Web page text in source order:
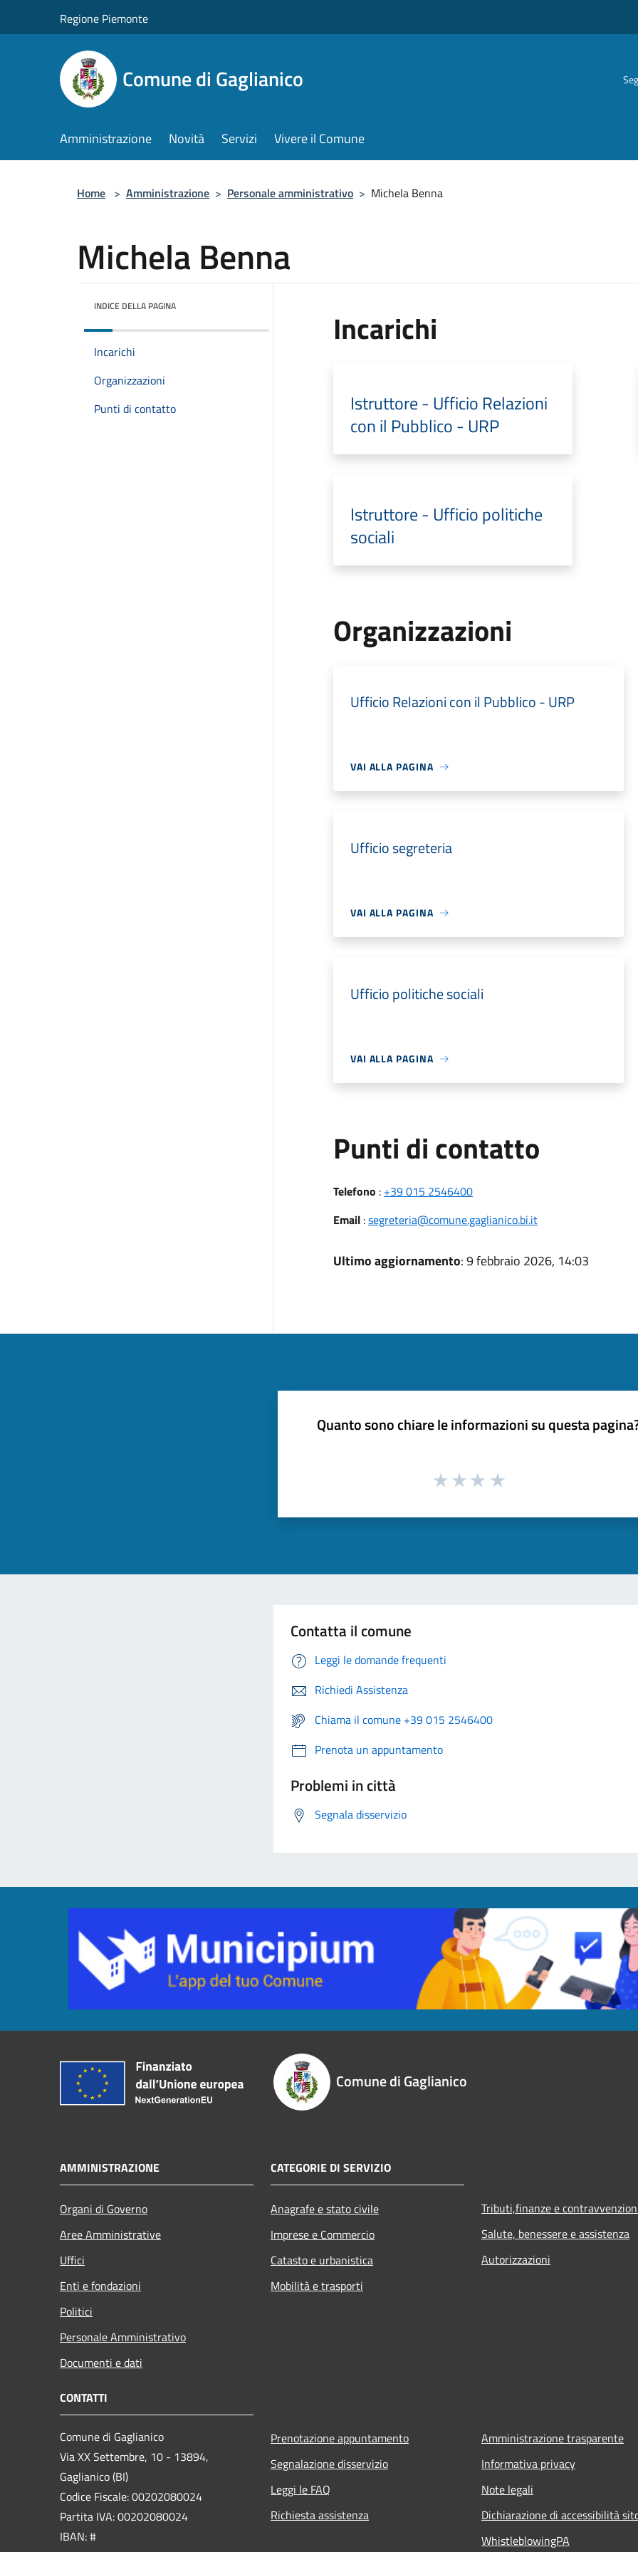
Regione Piemonte
Comune di Gaglianico
Amministrazione Novità Servizi Vivere il Comune
Home > Amministrazione > Personale amministrativo > Michela Benna
Michela Benna
INDICE DELLA PAGINA
Incarichi
Organizzazioni
Punti di contatto
Incarichi
Istruttore - Ufficio Relazioni
con il Pubblico - URP
Istruttore - Ufficio politiche
sociali
Organizzazioni
Ufficio Relazioni con il Pubblico - URP
VAI ALLA PAGINA
Ufficio segreteria
VAI ALLA PAGINA
Ufficio politiche sociali
VAI ALLA PAGINA
Punti di contatto
Telefono : +39 015 2546400
Email:segreteria@comune.gaglianico.bi.it
Ultimo aggiornamento: 9 febbraio 2026, 14:03
Quanto sono chiare le informazioni su questa
Contatta il comune
Leggi le domande frequenti
Richiedi Assistenza
Chiama il comune +39 015 2546400
Prenota un appuntamento
Problemi in città
Segnala disservizio
Comune di Gaglianico
AMMINISTRAZIONE
Organi di Governo
Aree Amministrative
Uffici
Enti e fondazioni
Politici
Personale Amministrativo
Documenti e dati
CATEGORIE DI SERVIZIO
Anagrafe e stato civile
Imprese e Commercio
Catasto e urbanistica
Mobilità e trasporti
Tributi,finanze e
Salute, benessere e assistenza
Autorizzazioni
CONTATTI
Comune di Gaglianico
Via XX Settembre, 10 - 13894,
Gaglianico (BI)
Codice Fiscale: 00202080024
Partita IVA: 00202080024
IBAN: #
Prenotazione appuntamento
Segnalazione disservizio
Leggi le FAQ
Richiesta assistenza
Amministrazione trasparente
Informativa privacy
Note legali
Dichiarazione di accessibilità
WhistleblowingPA